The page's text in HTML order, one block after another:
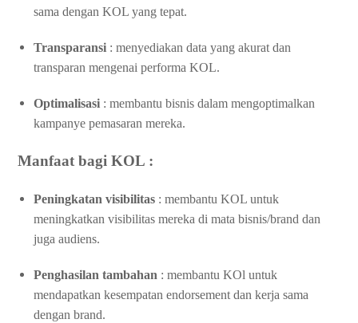
sama dengan KOL yang tepat.
Transparansi : menyediakan data yang akurat dan
transparan mengenai performa KOL.
Optimalisasi : membantu bisnis dalam mengoptimalkan
kampanye pemasaran mereka.
Manfaat bagi KOL :
Peningkatan visibilitas : membantu KOL untuk
meningkatkan visibilitas mereka di mata bisnis/brand dan
juga audiens.
Penghasilan tambahan : membantu KOl untuk
mendapatkan kesempatan endorsement dan kerja sama
dengan brand.